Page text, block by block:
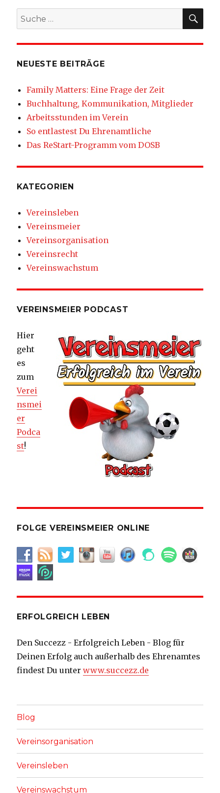
Suche
nach:
NEUESTE BEITRÄGE
Family Matters: Eine Frage der Zeit
Buchhaltung, Kommunikation, Mitglieder
Arbeitsstunden im Verein
So entlastest Du Ehrenamtliche
Das ReStart-Programm vom DOSB
KATEGORIEN
Vereinsleben
Vereinsmeier
Vereinsorganisation
Vereinsrecht
Vereinswachstum
VEREINSMEIER PODCAST
Hier
geht
es
zum
Verei
nsmei
er
Podca
st!
FOLGE VEREINSMEIER ONLINE
ERFOLGREICH LEBEN
Den Succezz - Erfolgreich Leben - Blog für
Deinen Erfolg auch außerhalb des Ehrenamtes
findest Du unterwww.succezz.de
Blog
Vereinsorganisation
Vereinsleben
Vereinswachstum